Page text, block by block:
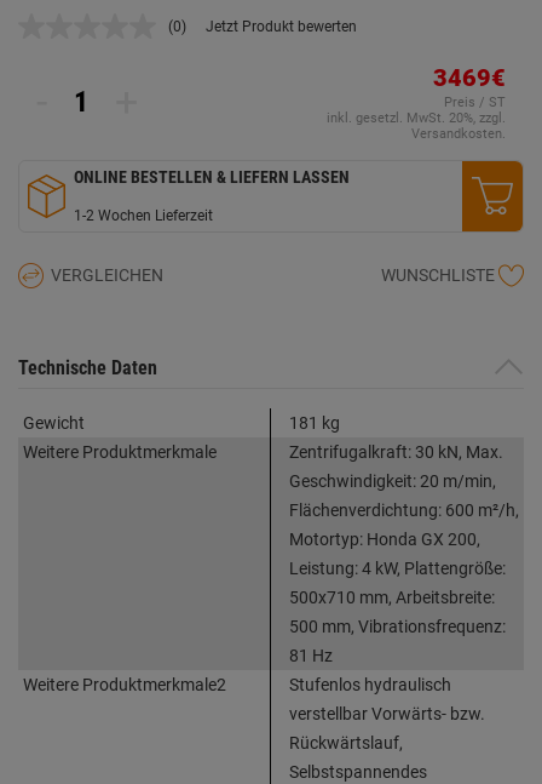
Kein
(0) Jetzt Produkt bewerten
3469€
Preis / ST
inkl. gesetzl. MwSt. 20%, zzgl.
Versandkosten.
ONLINE BESTELLEN & LIEFERN LASSEN
1-2 Wochen Lieferzeit
VERGLEICHEN WUNSCHLISTE
Technische Daten
Gewicht
181 kg
Weitere Produktmerkmale
Zentrifugalkraft: 30 kN, Max.
Geschwindigkeit: 20 m/min,
Flächenverdichtung: 600 m²/h,
Motortyp: Honda GX 200,
Leistung: 4 kW, Plattengröße:
500x710 mm, Arbeitsbreite:
500 mm, Vibrationsfrequenz:
81 Hz
Weitere Produktmerkmale2
Stufenlos hydraulisch
verstellbar Vorwärts- bzw.
Rückwärtslauf,
Selbstspannendes